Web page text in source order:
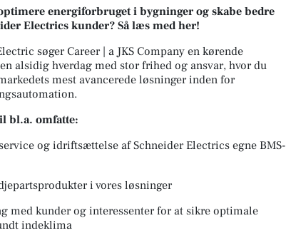
energiforbruget i bygninger og skabe bedre
Electrics kunder? Så læs med her!
søger Career | a JKS Company en kørende
alsidig hverdag med stor frihed og ansvar, hvor du
mest avancerede løsninger inden for
bl.a. omfatte:
og idriftsættelse af Schneider Electrics egne BMS-
i vores løsninger
med kunder og interessenter for at sikre optimale
indeklima